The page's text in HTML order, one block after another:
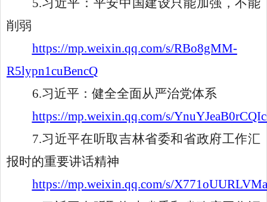
5.习近平：平安中国建设只能加强，不能
削弱
https://mp.weixin.qq.com/s/RBo8gMM-
R5lypn1cuBencQ
6.习近平：健全全面从严治党体系
https://mp.weixin.qq.com/s/
7.习近平在听取吉林省委和省政府工作汇
报时的重要讲话精神
https://mp.weixin.qq.com/s/